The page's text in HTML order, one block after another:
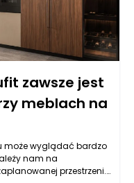
zawsze jest
meblach na
może wyglądać bardzo
nam na
przestrzeni.